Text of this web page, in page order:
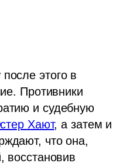
этого в
Противники
и судебную
Хают
что она,
восстановив